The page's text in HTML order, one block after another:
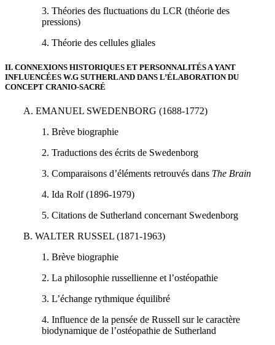
3. Théories des fluctuations du LCR (théorie des
pressions)
4. Théorie des cellules gliales
II. CONNEXIONS HISTORIQUES ET PERSONNALITÉS A YANT
INFLUENCÉES W.G SUTHERLAND DANS L’ÉLABORATION DU
CONCEPT CRANIO-SACRÉ
A. EMANUEL SWEDENBORG (1688-1772)
1. Brève biographie
2. Traductions des écrits de Swedenborg
3. Comparaisons d’éléments retrouvés dans The Brain
4. Ida Rolf (1896-1979)
5. Citations de Sutherland concernant Swedenborg
B. WALTER RUSSEL (1871-1963)
1. Brève biographie
2. La philosophie russellienne et l’ostéopathie
3. L’échange rythmique équilibré
4. Influence de la pensée de Russell sur le caractère
biodynamique de l’ostéopathie de Sutherland